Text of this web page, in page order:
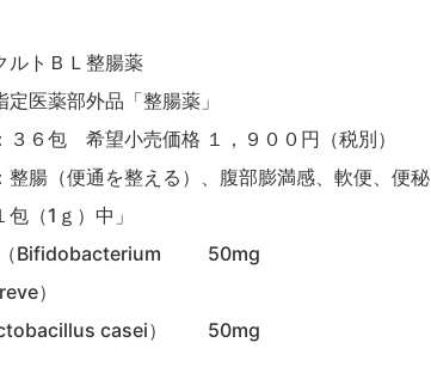
ルトＢＬ整腸薬
定医薬部外品「整腸薬」
：３６包 希望小売価格 １，９００円（税別）
：整腸（便通を整える）、腹部膨満感、軟便、便秘
包（1 ｇ）中」
Bifidobacterium
）
50mg
casei） 50mg